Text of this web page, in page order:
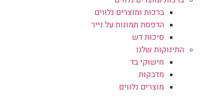
ברכות ומוצרים נלווים
הדפסת תמונות על נייר
סיכות דש
התינוקות שלנו
חישוקי בד
מדבקות
מוצרים נלווים